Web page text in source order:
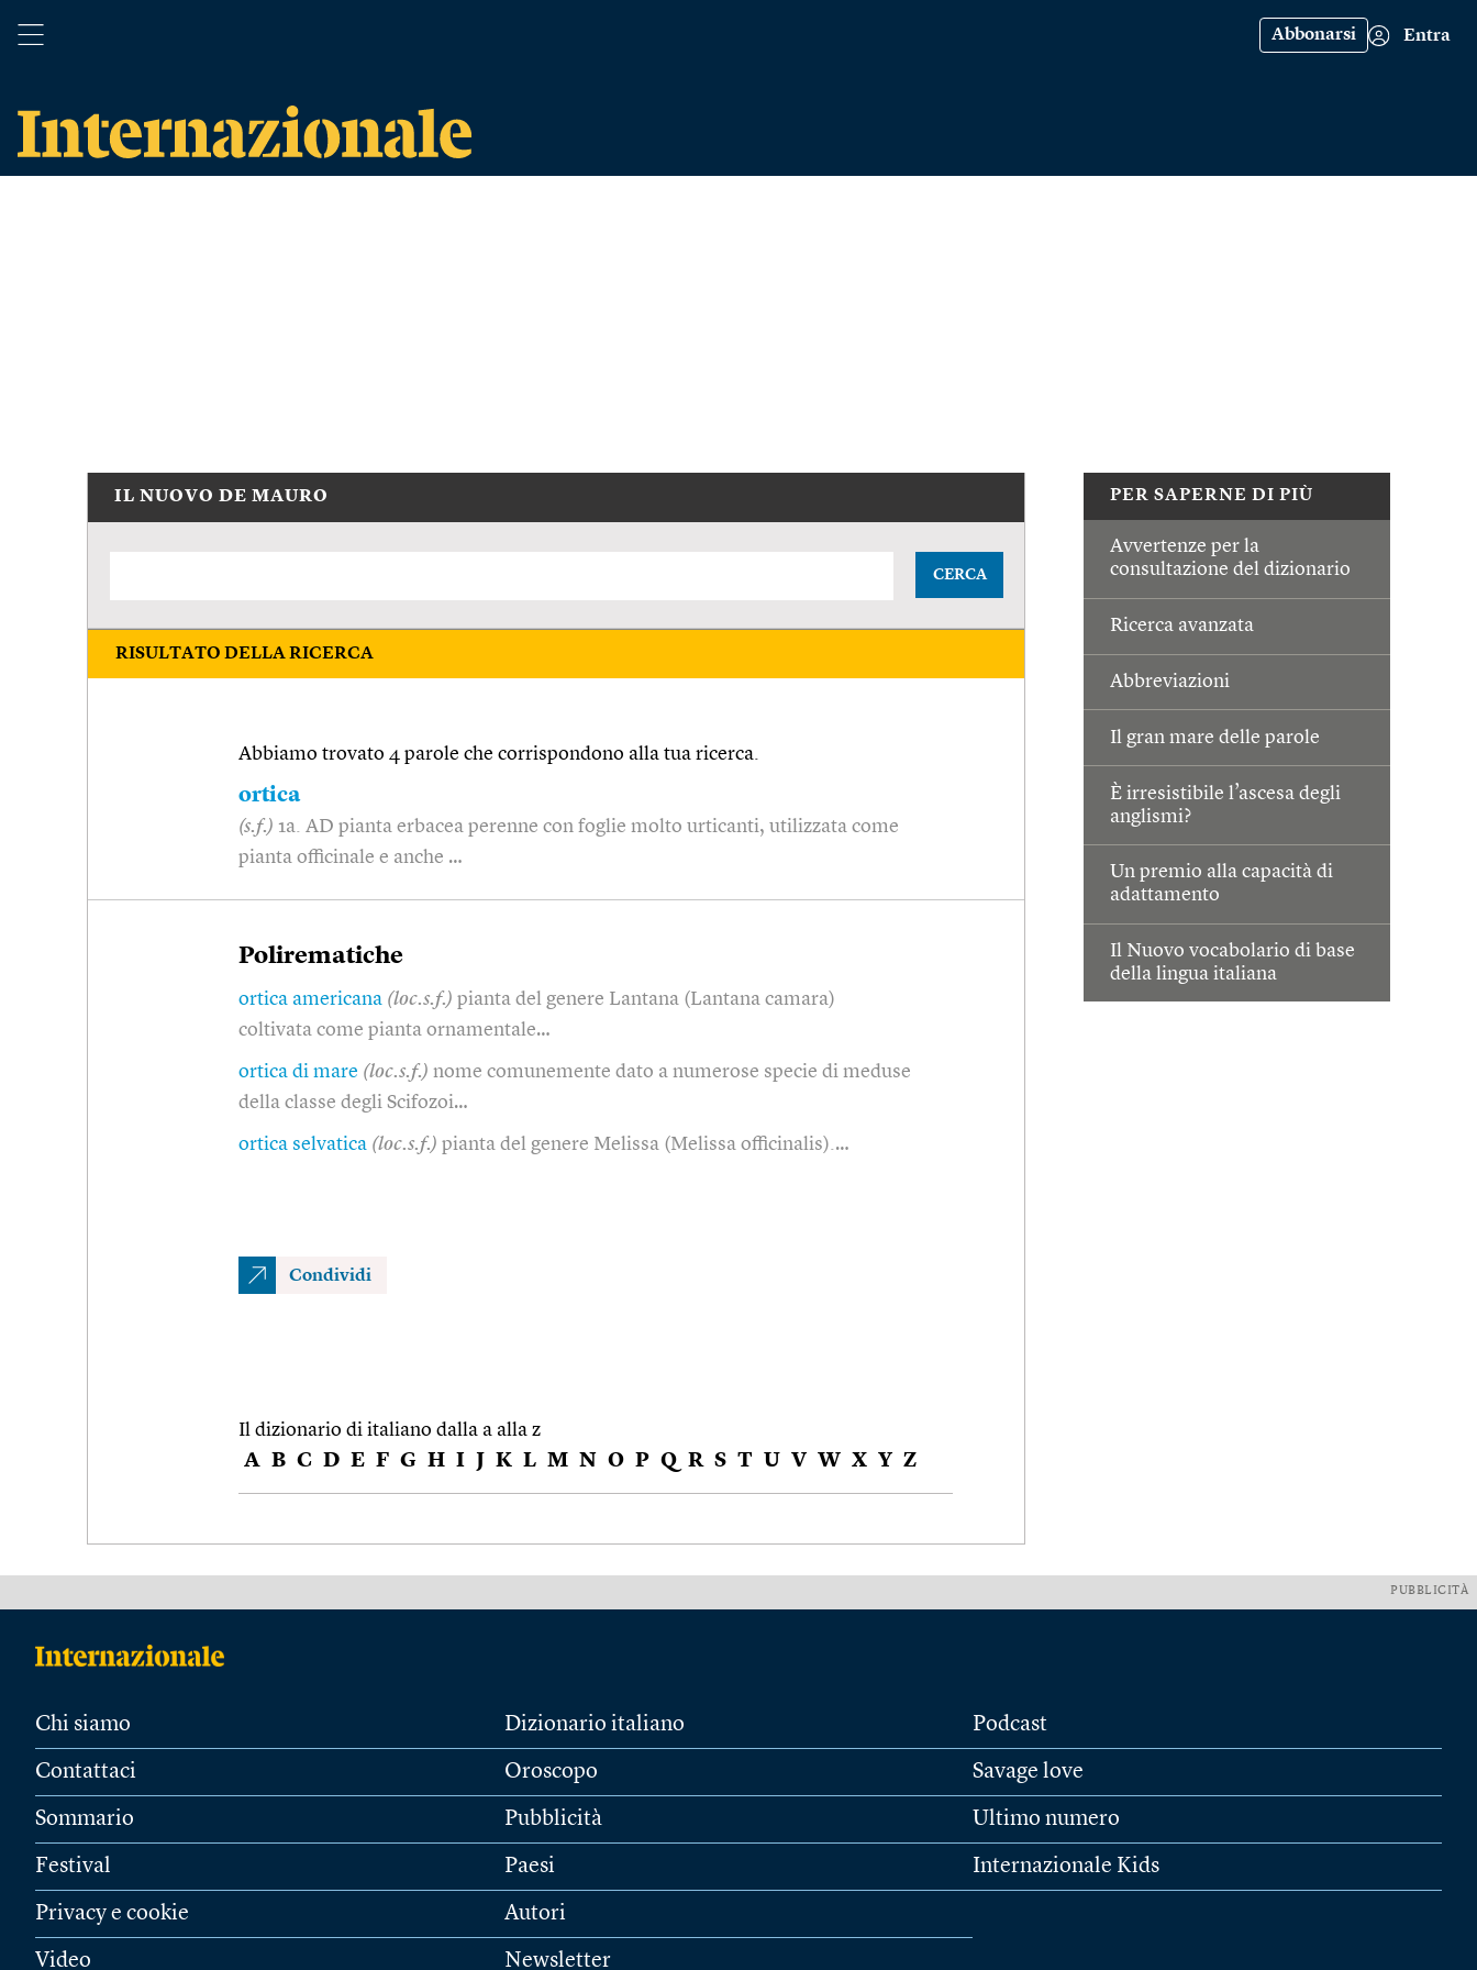
Abbonarsi Entra
PER SAPERNE DI PIÙ
Avvertenze per la
consultazione del dizionario
Ricerca avanzata
Abbreviazioni
Il gran mare delle parole
È irresistibile l’ascesa degli
anglismi?
Un premio alla capacità di
adattamento
Il Nuovo vocabolario di base
della lingua italiana
IL NUOVO DE MAURO
CERCA
RISULTATO DELLA RICERCA
Abbiamo trovato 4 parole che corrispondono alla tua ricerca.
ortica
(s.f.) 1a. AD pianta erbacea perenne con foglie molto urticanti, utilizzata come
pianta officinale e anche …
Polirematiche
ortica americana (loc.s.f.) pianta del genere Lantana (Lantana camara)
coltivata come pianta ornamentale…
ortica di mare (loc.s.f.) nome comunemente dato a numerose specie di meduse
della classe degli Scifozoi…
ortica selvatica (loc.s.f.) pianta del genere Melissa (Melissa officinalis).…
Condividi
Il dizionario di italiano dalla a alla z
A B C D E F G H I J K L M N O P Q R S T U V W X Y Z
PUBBLICITÀ
Chi siamo
Contattaci
Sommario
Festival
Privacy e cookie
Video
Dizionario italiano
Oroscopo
Pubblicità
Paesi
Autori
Newsletter
Podcast
Savage love
Ultimo numero
Internazionale Kids